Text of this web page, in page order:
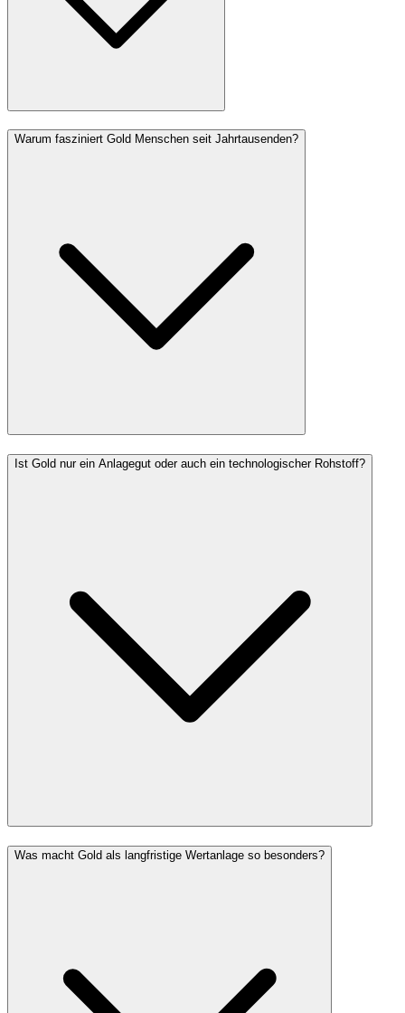
Warum fasziniert Gold Menschen seit Jahrtausenden?
Ist Gold nur ein Anlagegut oder auch ein technologischer Rohstoff?
Was macht Gold als langfristige Wertanlage so besonders?